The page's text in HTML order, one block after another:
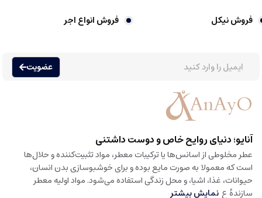
فروش نیکل فروش انواع اجر
عضویت
آنایو؛ دنیای روایح خاص و دوست داشتنی
عطر مخلوطی از اسانس‌ها یا ترکیبات معطر، مواد تثبیت‌کننده و حلال‌ها
است که معمولا به صورت مایع بوده و برای خوشبوسازی بدن انسان،
حیوانات، غذا، اشیا، و محل زندگی استفاده می‌شود. مواد اولیه معطر
سازندهٔ ع نمایش بیشتر